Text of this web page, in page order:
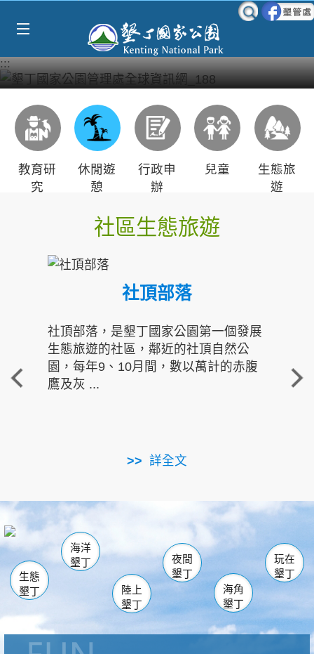
:::
教育研
究
休閒遊
憩
行政申
辦
兒童
生態旅
遊
社區生態旅遊
社頂部落
社頂部落，是墾丁國家公園第一個發展
生態旅遊的社區，鄰近的社頂自然公
園，每年9、10月間，數以萬計的赤腹
鷹及灰 ...
詳全文
重
走進
南仁湖
海生館
恆春 佳樂水
龍鑾潭自然中心 森林遊樂區
瓊麻館
關山 墾管處遊客中心
社頂公園 風吹沙
船帆石
白砂 龍磐公園
香蕉灣
砂島
鵝鑾鼻
生態
墾丁
海洋
墾丁
陸上
墾丁
夜間
墾丁
海角
墾丁
玩在
墾丁